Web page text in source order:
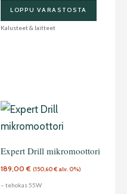
LOPPU VARASTOSTA
Kalusteet & laitteet
Expert Drill mikromoottori
189,00€ (150,60€ alv. 0%)
– tehokas 55W